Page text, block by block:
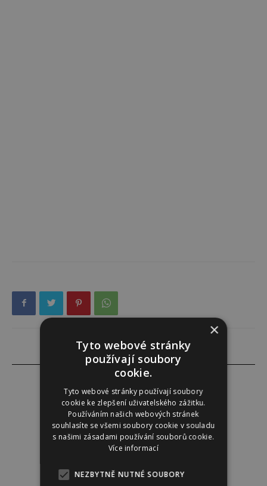
Redakce
Redakce magazínu Instinkt.
×
Tyto webové stránky
používají soubory
cookie.
Tyto webové stránky používají soubory
cookie ke zlepšení uživatelského zážitku.
Používáním našich webových stránek
souhlasíte se všemi soubory cookie v souladu
s našimi zásadami používání souborů cookie.
Více informací
NEZBYTNĚ NUTNÉ SOUBORY